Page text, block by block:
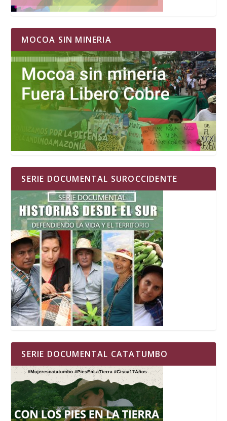
MOCOA SIN MINERIA
SERIE DOCUMENTAL SUROCCIDENTE
SERIE DOCUMENTAL CATATUMBO